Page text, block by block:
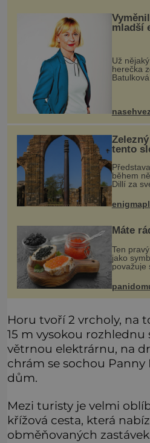
mladší
Už
herečka
tento
nezná
během
Dillí za
Qutb stojí
vysoký
přibližně
Máte
Ten
jako
považuje
jsou ale
aditiva.
Horu tvoří 2 vrcholy, na
15 m vysokou rozhlednu
větrnou elektrárnu, na
chrám se sochou Panny
dům.
Mezi turisty je velmi
křížová cesta, která
obměňovaných